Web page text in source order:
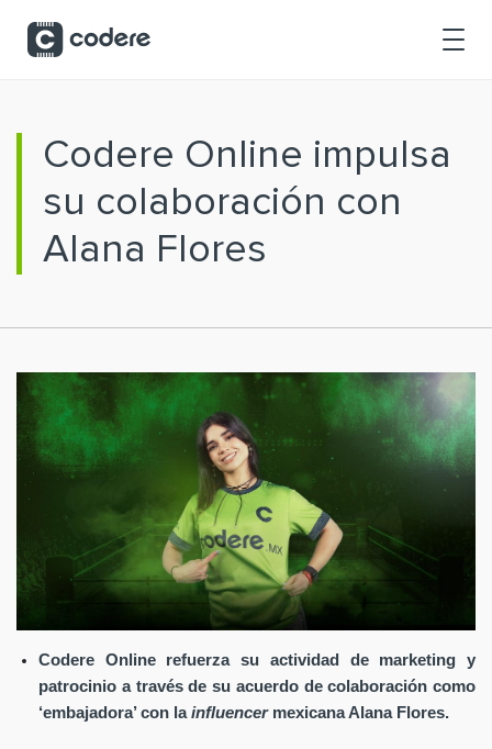
Codere Online impulsa
su colaboración con
Alana Flores
Codere Online refuerza su actividad de marketing y
patrocinio a través de su acuerdo de colaboración como
‘embajadora’ con lainfluencermexicana Alana Flores.